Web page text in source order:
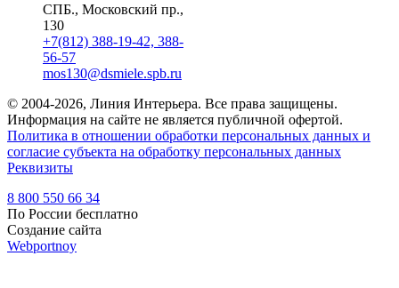
СПБ., Московский пр.,
130
+7(812) 388-19-42, 388-
56-57
mos130@dsmiele.spb.ru
© 2004-2026, Линия Интерьера. Все права защищены.
Информация на сайте не является публичной офертой.
Политика в отношении обработки персональных данных и
согласие субъекта на обработку персональных данных
Реквизиты
8 800 550 66 34
По России бесплатно
Создание сайта
Webportnoy